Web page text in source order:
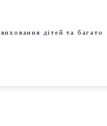
дітей та багато